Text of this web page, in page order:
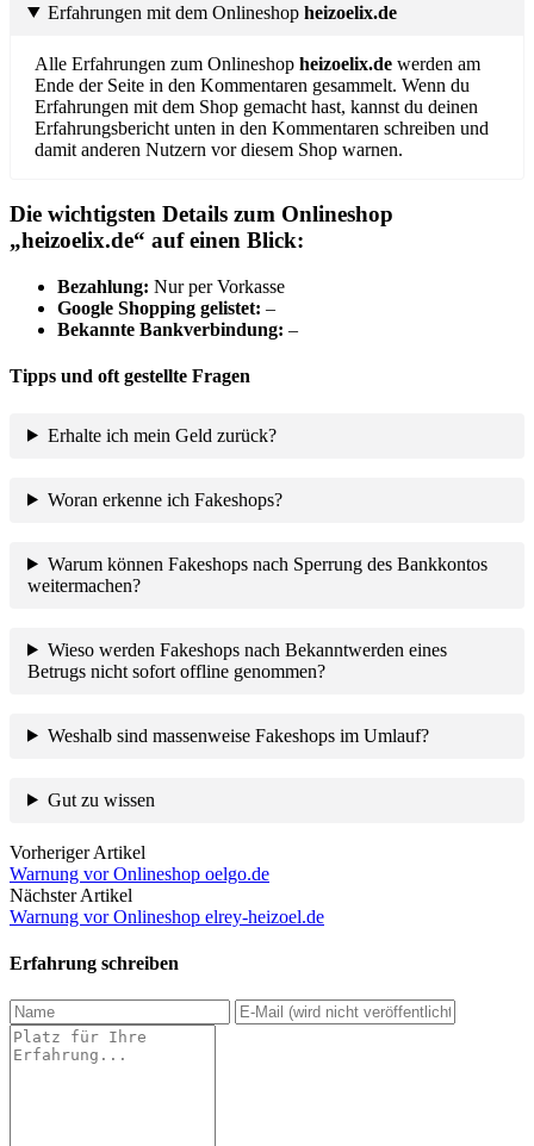
Erfahrungen mit dem Onlineshop heizoelix.de
Alle Erfahrungen zum Onlineshop heizoelix.de werden am
Ende der Seite in den Kommentaren gesammelt. Wenn du
Erfahrungen mit dem Shop gemacht hast, kannst du deinen
Erfahrungsbericht unten in den Kommentaren schreiben und
damit anderen Nutzern vor diesem Shop warnen.
Die wichtigsten Details zum Onlineshop
„heizoelix.de“ auf einen Blick:
Bezahlung: Nur per Vorkasse
Google Shopping gelistet: –
Bekannte Bankverbindung: –
Tipps und oft gestellte Fragen
Erhalte ich mein Geld zurück?
Woran erkenne ich Fakeshops?
Warum können Fakeshops nach Sperrung des Bankkontos
weitermachen?
Wieso werden Fakeshops nach Bekanntwerden eines
Betrugs nicht sofort offline genommen?
Weshalb sind massenweise Fakeshops im Umlauf?
Gut zu wissen
Vorheriger Artikel
Warnung vor Onlineshop oelgo.de
Nächster Artikel
Warnung vor Onlineshop elrey-heizoel.de
Erfahrung schreiben